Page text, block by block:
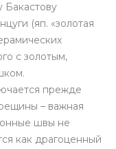
Бакастову
(яп. «золотая
с золотым,
прежде
– важная
швы не
как драгоценный